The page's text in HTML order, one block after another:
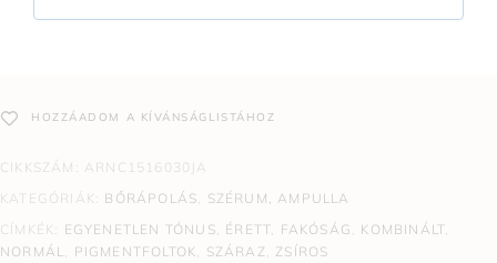
HOZZÁADOM A KÍVÁNSÁGLISTÁHOZ
CIKKSZÁM: ARNC1516030JA
KATEGÓRIÁK: BŐRÁPOLÁS, SZÉRUM, AMPULLA
CÍMKÉK: EGYENETLEN TÓNUS, ÉRETT, FAKÓSÁG , KOMBINÁLT,
NORMÁL, PIGMENTFOLTOK, SZÁRAZ , ZSÍROS